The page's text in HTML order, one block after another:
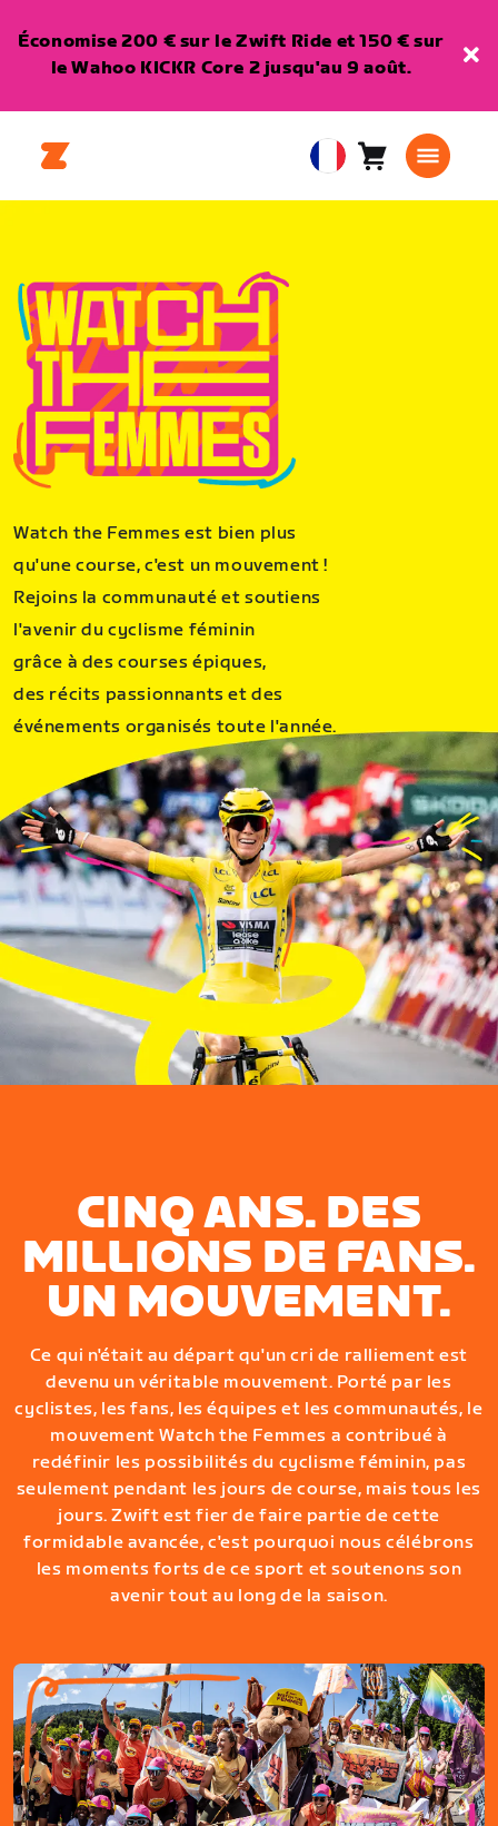
Économise 200 € sur le Zwift Ride et 150 € sur
le Wahoo KICKR Core 2 jusqu'au 9 août.
European
Union
Panier0
Watch the Femmes est bien plus
qu'une course, c'est un mouvement !
Rejoins la communauté et soutiens
l'avenir du cyclisme féminin
grâce à des courses épiques,
des récits passionnants et des
événements organisés toute l'année.
CINQ ANS. DES
MILLIONS DE FANS.
UN MOUVEMENT.
Ce qui n'était au départ qu'un cri de ralliement est
devenu un véritable mouvement. Porté par les
cyclistes, les fans, les équipes et les communautés, le
mouvement Watch the Femmes a contribué à
redéfinir les possibilités du cyclisme féminin, pas
seulement pendant les jours de course, mais tous les
jours. Zwift est fier de faire partie de cette
formidable avancée, c'est pourquoi nous célébrons
les moments forts de ce sport et soutenons son
avenir tout au long de la saison.